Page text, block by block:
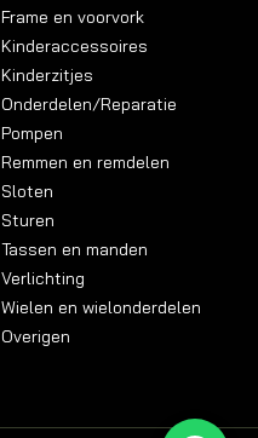
Frame en voorvork
Kinderaccessoires
Kinderzitjes
Onderdelen/Reparatie
Pompen
Remmen en remdelen
Sloten
Sturen
Tassen en manden
Verlichting
Wielen en wielonderdelen
Overigen